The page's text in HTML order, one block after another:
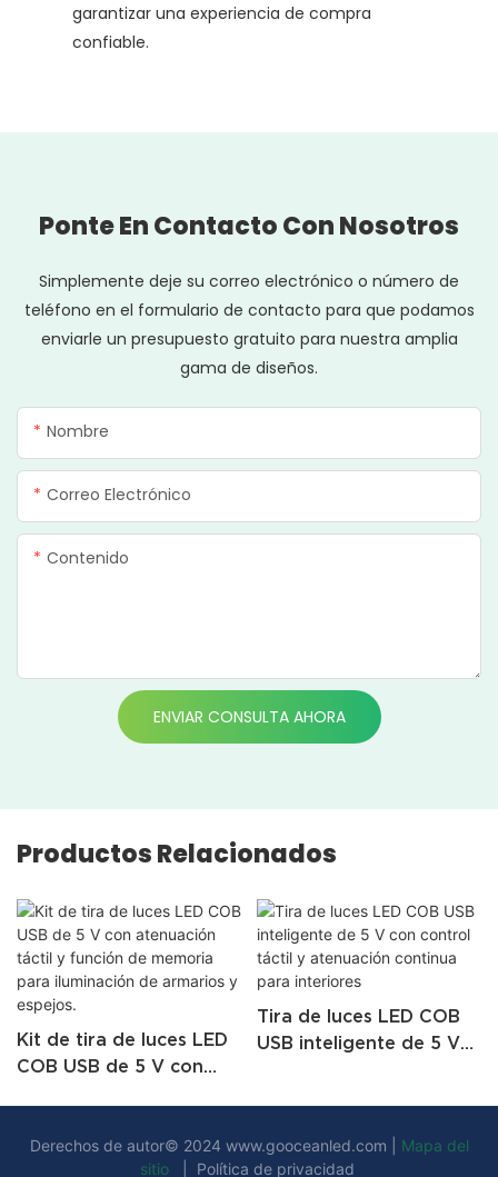
garantizar una experiencia de compra
confiable.
Ponte En Contacto Con Nosotros
Simplemente deje su correo electrónico o número de
teléfono en el formulario de contacto para que podamos
enviarle un presupuesto gratuito para nuestra amplia
gama de diseños.
Nombre
Correo Electrónico
Contenido
ENVIAR CONSULTA AHORA
Productos Relacionados
Kit de tira de luces LED
COB USB de 5 V con
para iluminación de
armarios y espejos.
Tira de luces LED COB
USB inteligente de 5 V
Derechos de autor© 2024 www.gooceanled.com
Mapa del
sitio
Política de privacidad